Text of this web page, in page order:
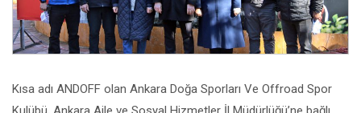
Kısa adı ANDOFF olan Ankara Doğa Sporları Ve Offroad Spor